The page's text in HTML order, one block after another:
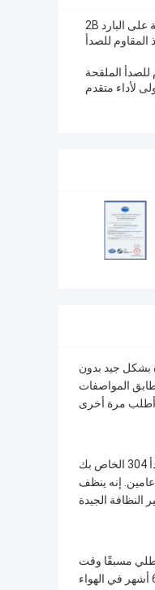
SS304316430 المدرفلة على البارد 2B
المقاوم للصدأ
للصدأ الملقحة
لأداء متقدم
بشكل جيد بدون
المواصفات
مرة أخرى
لقد استخدمنا الفولاذ المقاوم للصدأ 304 الخاص بك
عامين. إنه ينظف
مسبقًا وقت
الطلاء. لقد صمد اللون جيدًا بعد 6 أشهر في الهواء